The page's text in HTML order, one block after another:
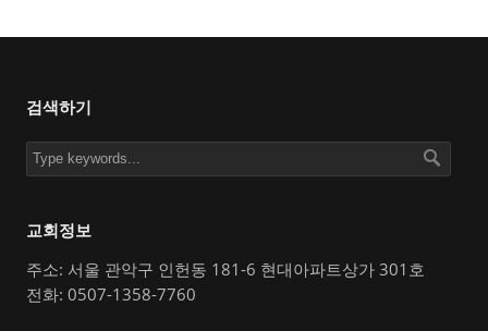
검색하기
교회정보
주소: 서울 관악구 인헌동 181-6 현대아파트상가 301호
전화: 0507-1358-7760